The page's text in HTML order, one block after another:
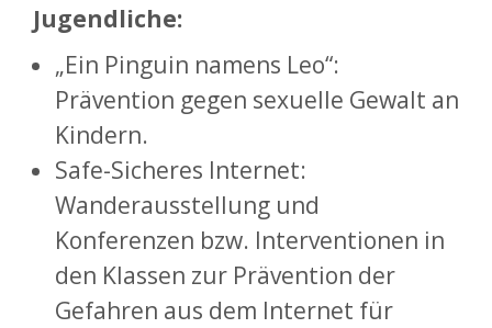
Jugendliche:
„Ein Pinguin namens Leo“:
Prävention gegen sexuelle Gewalt an
Kindern.
Safe-Sicheres Internet:
Wanderausstellung und
Konferenzen bzw. Interventionen in
den Klassen zur Prävention der
Gefahren aus dem Internet für